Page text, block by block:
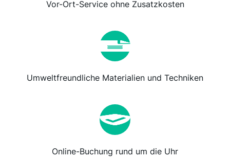
Vor-Ort-Service ohne Zusatzkosten
Umweltfreundliche Materialien und Techniken
Online-Buchung rund um die Uhr